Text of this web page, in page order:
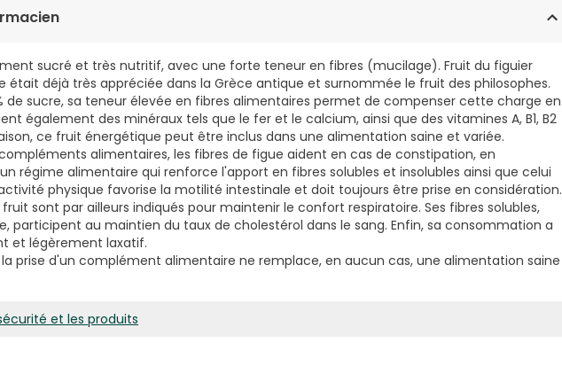
L. – 7,44 g/cube), sirop de blé (sans gluten), poudre de rhubarbe standardisée en
L. - 400 mg/cube), concentré de dattes (Phoenix dactylifera L. - 200 mg/cube), arôme
sucré et très nutritif, avec une forte teneur en fibres (mucilage). Fruit du figuier
était déjà très appréciée dans la Grèce antique et surnommée le fruit des philosophes.
de sucre, sa teneur élevée en fibres alimentaires permet de compenser cette charge en
également des minéraux tels que le fer et le calcium, ainsi que des vitamines A, B1, B2
ce fruit énergétique peut être inclus dans une alimentation saine et variée.
alimentaires, les fibres de figue aident en cas de constipation, en
régime alimentaire qui renforce l'apport en fibres solubles et insolubles ainsi que celui
physique favorise la motilité intestinale et doit toujours être prise en considération.
sont par ailleurs indiqués pour maintenir le confort respiratoire. Ses fibres solubles,
participent au maintien du taux de cholestérol dans le sang. Enfin, sa consommation a
et légèrement laxatif.
la prise d'un complément alimentaire ne remplace, en aucun cas, une alimentation saine
et les produits